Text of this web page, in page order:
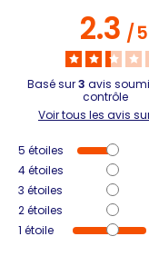
2.3/5
Basé sur3 avis
contrôle
Voir tous les avis
5 étoiles
4étoiles
3 étoiles
2étoiles
1 étoile